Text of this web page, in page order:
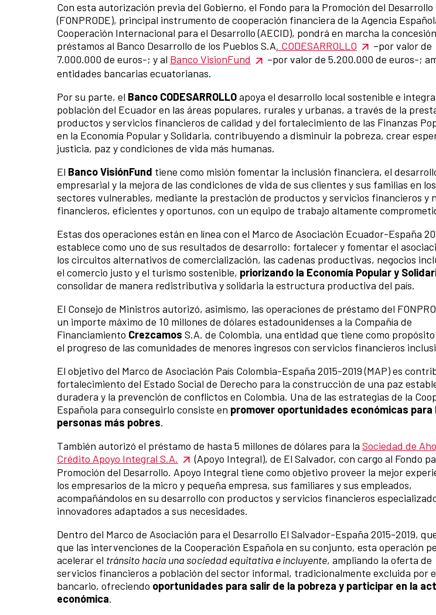
Con esta autorización previa del Gobierno, el Fondo para la Promoción del Desarrollo
(FONPRODE), principal instrumento de cooperación financiera de la Agencia
Cooperación Internacional para el Desarrollo (AECID), pondrá en marcha la
préstamos al Banco Desarrollo de los Pueblos S.A. CODESARROLLO
–por valor de
7.000.000 de euros-; y al Banco VisionFund
–por valor de 5.200.000 de euros-;
entidades bancarias ecuatorianas.
Por su parte, el Banco CODESARROLLOapoya el desarrollo local sostenible e
población del Ecuador en las áreas populares, rurales y urbanas, a través de la
productos y servicios financieros de calidad y del fortalecimiento de las Finanzas
en la Economía Popular y Solidaria, contribuyendo a disminuir la pobreza, crear
justicia, paz y condiciones de vida más humanas.
El Banco VisiónFund tiene como misión fomentar la inclusión financiera, el
empresarial y la mejora de las condiciones de vida de sus clientes y sus familias en los
sectores vulnerables, mediante la prestación de productos y servicios financieros y
financieros, eficientes y oportunos, con un equipo de trabajo altamente
Estas dos operaciones están en línea con el Marco de Asociación Ecuador-España
establece como uno de sus resultados de desarrollo: fortalecer y fomentar el
los circuitos alternativos de comercialización, las cadenas productivas, negocios
el comercio justo y el turismo sostenible, priorizando la Economía Popular y
consolidar de manera redistributiva y solidaria la estructura productiva del país.
El Consejo de Ministros autorizó, asimismo, las operaciones de préstamo del
un importe máximo de 10 millones de dólares estadounidenses a la Compañía de
Financiamiento Crezcamos S.A. de Colombia, una entidad que tiene como
el progreso de las comunidades de menores ingresos con servicios financieros
El objetivo del Marco de Asociación País Colombia-España 2015-2019 (MAP) es
fortalecimiento del Estado Social de Derecho para la construcción de una paz
duradera y la prevención de conflictos en Colombia. Una de las estrategias de la
Española para conseguirlo consiste en promover oportunidades económicas para
personas más pobres.
También autorizó el préstamo de hasta 5 millones de dólares para la Sociedad de
Crédito Apoyo Integral S.A.
(Apoyo Integral), de El Salvador, con cargo al Fondo
Promoción del Desarrollo. Apoyo Integral tiene como objetivo proveer la mejor
los empresarios de la micro y pequeña empresa, sus familiares y sus empleados,
acompañándolos en su desarrollo con productos y servicios financieros
innovadores adaptados a sus necesidades.
Dentro del Marco de Asociación para el Desarrollo El Salvador-España 2015-2019,
que las intervenciones de la Cooperación Española en su conjunto, esta operación
acelerar el tránsito hacia una sociedad equitativa e incluyente, ampliando la oferta de
servicios financieros a población del sector informal, tradicionalmente excluida por
bancario, ofreciendo oportunidades para salir de la pobreza y participar en la
económica.